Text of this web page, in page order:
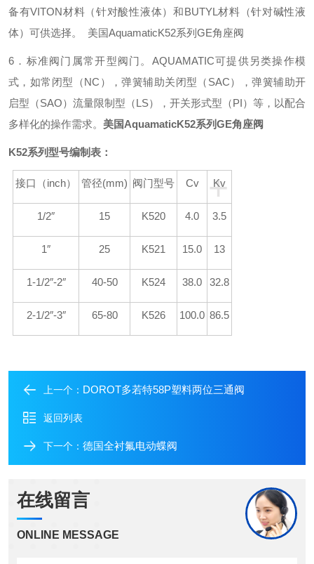
备有VITON材料（针对酸性液体）和BUTYL 材料（针对碱性液
体）可供选择。 美国AquamaticK52系列GE角座阀
6 ．标准阀门属常开型阀门。 AQUAMATIC可提供另类操作模
式，如常闭型（NC ），弹簧辅助关闭型（ SAC），弹簧辅助开
启型（SAO）流量限制型（LS），开关形式型（PI）等，以配合
多样化的操作需求。 美国AquamaticK52系列GE角座阀
K52系列型号编制表：
+
接口（inch） 管径(mm) 阀门型号 Cv Kv
1/2″ 15 K520 4.0 3.5
1″ 25 K521 15.0 13
1-1/2″-2″ 40-50 K524 38.0 32.8
2-1/2″-3″ 65-80 K526 100.0 86.5
上一个： DOROT多若特58P塑料两位三通阀
返回列表
下一个： 德国全衬氟电动蝶阀
在线留言
ONLINE MESSAGE